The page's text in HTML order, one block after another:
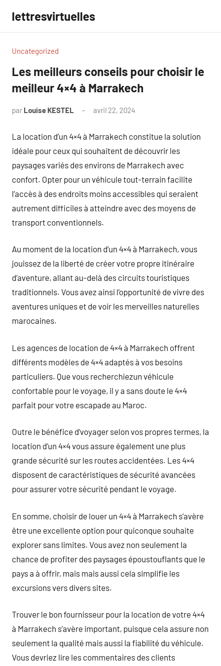
contenu
lettresvirtuelles
Uncategorized
Les meilleurs conseils pour choisir le
meilleur 4×4 à Marrakech
par Louise KESTEL avril 22, 2024
La location d’un 4×4 à Marrakech constitue la solution
idéale pour ceux qui souhaitent de découvrir les
paysages variés des environs de Marrakech avec
confort. Opter pour un véhicule tout-terrain facilite
l’accès à des endroits moins accessibles qui seraient
autrement difficiles à atteindre avec des moyens de
transport conventionnels.
Au moment de la location d’un 4×4 à Marrakech, vous
jouissez de la liberté de créer votre propre itinéraire
d’aventure, allant au-delà des circuits touristiques
traditionnels. Vous avez ainsi l’opportunité de vivre des
aventures uniques et de voir les merveilles naturelles
marocaines.
Les agences de location de 4×4 à Marrakech offrent
différents modèles de 4×4 adaptés à vos besoins
particuliers. Que vous recherchiezun véhicule
confortable pour le voyage, il y a sans doute le 4×4
parfait pour votre escapade au Maroc.
Outre le bénéfice d’voyager selon vos propres termes, la
location d’un 4×4 vous assure également une plus
grande sécurité sur les routes accidentées. Les 4×4
disposent de caractéristiques de sécurité avancées
pour assurer votre sécurité pendant le voyage.
En somme, choisir de louer un 4×4 à Marrakech s’avère
être une excellente option pour quiconque souhaite
explorer sans limites. Vous avez non seulement la
chance de profiter des paysages époustouflants que le
pays a à offrir, mais mais aussi cela simplifie les
excursions vers divers sites.
Trouver le bon fournisseur pour la location de votre 4×4
à Marrakech s’avère important, puisque cela assure non
seulement la qualité mais aussi la fiabilité du véhicule.
Vous devriez lire les commentaires des clients